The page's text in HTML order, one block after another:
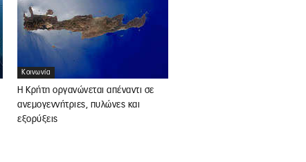
Κοινωνία
Η Κρήτη οργανώνεται απέναντι σε
ανεμογεννήτριες, πυλώνες και
εξορύξεις